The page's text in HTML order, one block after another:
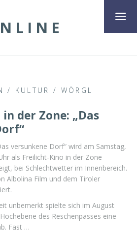
/ KULTUR / WÖRGL
der Zone: „Das
versunkene Dorf“ wird am Samstag,
als Freilicht-Kino in der Zone
bei Schlechtwetter im Innenbereich.
Albolina Film und dem Tiroler
unbemerkt spielte sich im August
des Reschenpasses eine
Fast …